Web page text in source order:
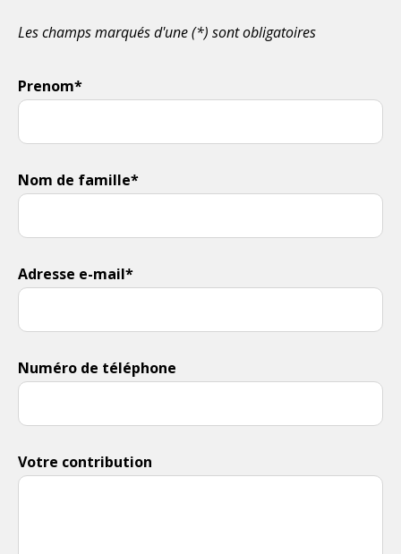
Les champs marqués d'une (*) sont obligatoires
Prenom*
Nom de famille*
Adresse e-mail*
Numéro de téléphone
Votre contribution